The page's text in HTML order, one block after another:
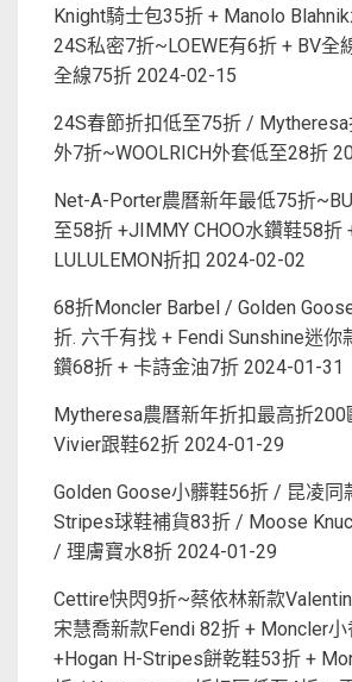
Knight騎士包35折 + Manolo
24S私密7折~LOEWE有6折 + BV全
全線75折 2024-02-15
24S春節折扣低至75折 /
外7折~WOOLRICH外套低至28折
Net-A-Porter農曆新年最低75折
至58折 +JIMMY CHOO水鑽鞋58折
LULULEMON折扣 2024-02-02
68折Moncler Barbel / Golden
折. 六千有找 + Fendi Sunshine迷
鑽68折 + 卡詩金油7折 2024-01-31
Mytheresa農曆新年折扣最高折
Vivier跟鞋62折 2024-01-29
Golden Goose小髒鞋56折 / 昆凌同
Stripes球鞋補貨83折 / Moose
/ 理膚寶水8折 2024-01-29
Cettire快閃9折~蔡依林新款
宋慧喬新款Fendi 82折 + Moncler
+Hogan H-Stripes餅乾鞋53折 +